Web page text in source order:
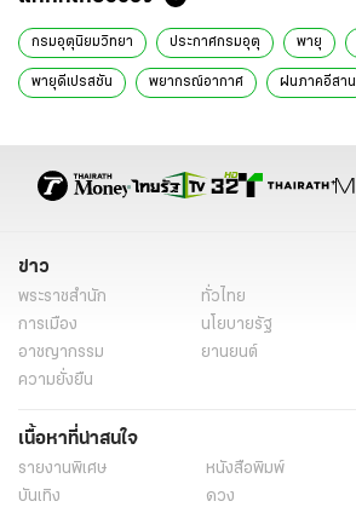
กรมอุตุนิยมวิทยา ประกาศกรมอุตุ พายุ
พายุดีเปรสชัน พยากรณ์อากาศ ฝนภาคอีสาน
ข่าว
พระราชสำนัก ทั่วไทย
การเมือง
นโยบายรัฐ
อาชญากรรม
ยานยนต์
ความยั่งยืน
เนื้อหาที่น่าสนใจ
รายงานพิเศษ หนังสือพิมพ์
บันเทิง
ดวง